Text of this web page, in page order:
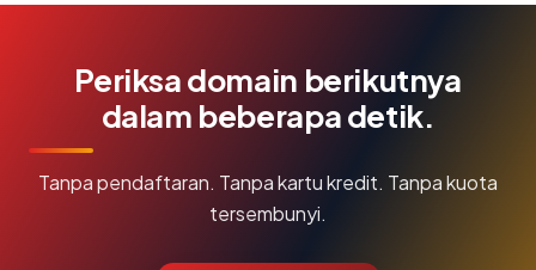
Periksa domain berikutnya
dalam beberapa detik.
Tanpa pendaftaran. Tanpa kartu kredit. Tanpa kuota
tersembunyi.